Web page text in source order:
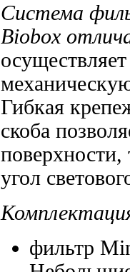
Система
Biobox
Гибкая
скоба
поверхности,
угол
фильтр